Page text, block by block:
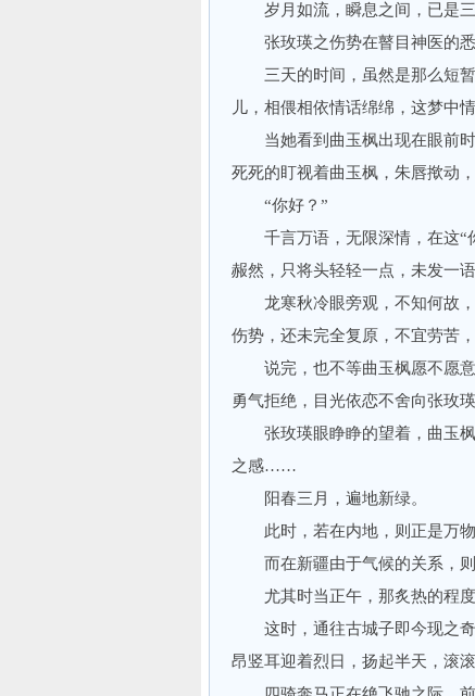
岁月如流，瞬息之间，已是三
张玫瑛之伤势在瞽目神医的悉
三天的时间，虽然是那么短暂
儿，相偎相依情话绵绵，这梦
当她看到曲玉枫出现在眼前时
死死的盯视着曲玉枫，朱唇揿动
“你好？”
千言万语，无限深情，在这“
赧然，只将头轻轻一点，未发一语
龙寒秋冷眼旁观，不知何故，
伤势，还未完全复原，不宜劳苦
说完，也不等曲玉枫愿不愿意
勇气拒绝，目光依恋不舍向张玫
张玫瑛眼睁睁的望着，曲玉枫
之感……
阳春三月，遍地新绿。
此时，若在内地，则正是万物
而在新疆由于气候的关系，则
尤其时当正午，那炙热的程度
这时，通往古城子即今现之奇
昂竖耳迎着烈日，扬起半天，滚